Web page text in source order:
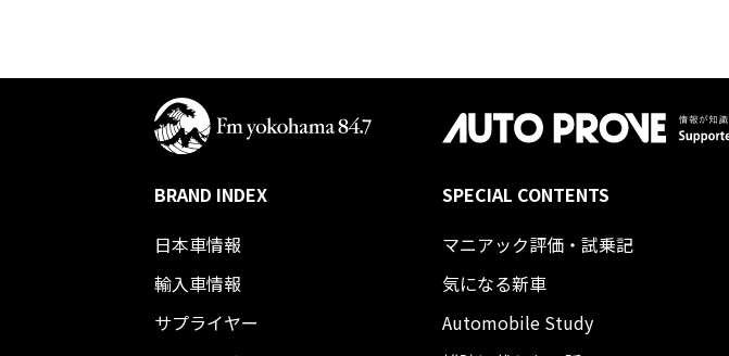
BRAND INDEX
日本車情報​
輸入車情報
サプライヤー
SPECIAL CONTENTS
マニアック評価・試乗記
気になる新車
Automobile Study